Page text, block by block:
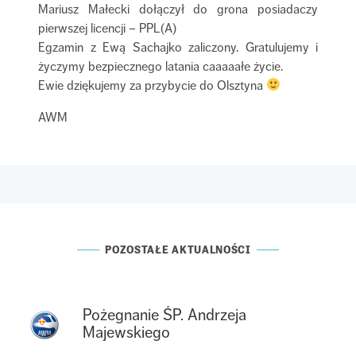
Mariusz Małecki dołączył do grona posiadaczy
pierwszej licencji – PPL(A)
Egzamin z Ewą Sachajko zaliczony. Gratulujemy i
życzymy bezpiecznego latania caaaaałe życie.
Ewie dziękujemy za przybycie do Olsztyna
AWM
POZOSTAŁE AKTUALNOŚCI
Pożegnanie ŚP. Andrzeja
Majewskiego